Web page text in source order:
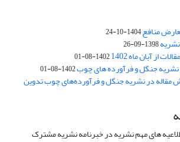
منافع1404-10-24
1398-09-26
از آبان ماه 1402 1402-08-01
جنگل و فرآورده های چوب1402-08-01
مقاله در نشریه جنگل و فرآورده‌های چوب تدوین
های مهم نشریه در خبرنامه نشریه مشترک